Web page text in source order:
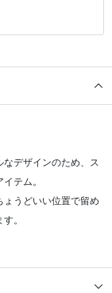
デザインのため、ス
テム。
ょうどいい位置で留め
。